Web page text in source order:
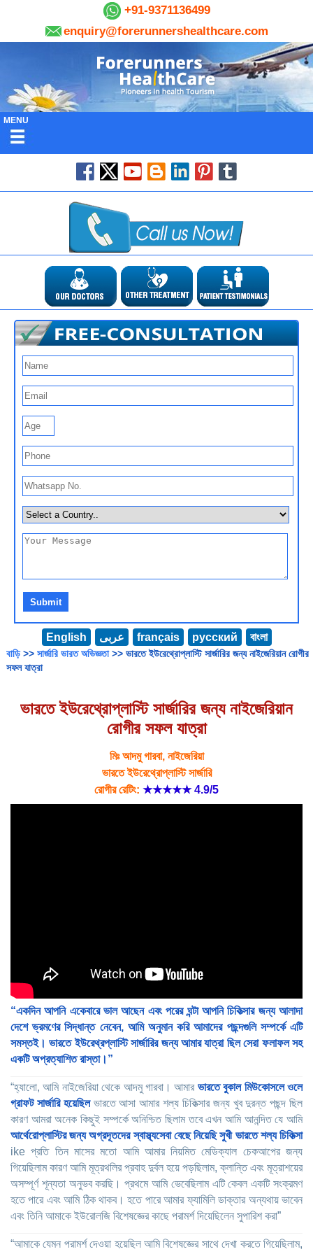
+91-9371136499
enquiry@forerunnershealthcare.com
MENU
English عربى français русский বাংলা
বাড়ি>> সার্জারি ভারত অভিজ্ঞতা>> ভারতে ইউরেথ্রোপ্লাস্টি সার্জারির জন্য নাইজেরিয়ান রোগীর
সফল যাত্রা
ভারতে ইউরেথ্রোপ্লাস্টি সার্জারির জন্য নাইজেরিয়ান
রোগীর সফল যাত্রা
মিঃ আদমু গারবা, নাইজেরিয়া
ভারতে ইউরেথ্রোপ্লাস্টি সার্জারি
রোগীর রেটিং: ★★★★★ 4.9/5
“একদিন আপনি একেবারে ভাল আছেন এবং পরের ঘন্টা আপনি চিকিত্সার জন্য আলাদা
দেশে ভ্রমণের সিদ্ধান্ত নেবেন, আমি অনুমান করি আমাদের পছন্দগুলি সম্পর্কে এটি
সমস্তই। ভারতে ইউরেথ্রপ্লাস্টি সার্জারির জন্য আমার যাত্রা ছিল সেরা ফলাফল সহ
একটি অপ্রত্যাশিত রাস্তা।”
“হ্যালো, আমি নাইজেরিয়া থেকে আদমু গারবা। আমার ভারতে বুকাল মিউকোসলে ওলে
গ্রাফট সার্জারি হয়েছিল ভারতে আসা আমার শল্য চিকিত্সার জন্য খুব দুরন্ত পছন্দ ছিল
কারণ আমরা অনেক কিছুই সম্পর্কে অনিশ্চিত ছিলাম তবে এখন আমি আনন্দিত যে আমি
আর্থেরোপ্লাস্টির জন্য অগ্রদূতদের স্বাস্থ্যসেবা বেছে নিয়েছি সুখী ভারতে শল্য চিকিত্সা
ike প্রতি তিন মাসের মতো আমি আমার নিয়মিত মেডিক্যাল চেকআপের জন্য
গিয়েছিলাম কারণ আমি মূত্রথলির প্রবাহ দুর্বল হয়ে পড়ছিলাম, ক্লান্তি এবং মূত্রাশয়ের
অসম্পূর্ণ শূন্যতা অনুভব করছি। প্রথমে আমি ভেবেছিলাম এটি কেবল একটি সংক্রমণ
হতে পারে এবং আমি ঠিক থাকব। হতে পারে আমার ফ্যামিলি ডাক্তার অন্যথায় ভাবেন
এবং তিনি আমাকে ইউরোলজি বিশেষজ্ঞের কাছে পরামর্শ দিয়েছিলেন সুপারিশ করা”
“আমাকে যেমন পরামর্শ দেওয়া হয়েছিল আমি বিশেষজ্ঞের সাথে দেখা করতে গিয়েছিলাম,